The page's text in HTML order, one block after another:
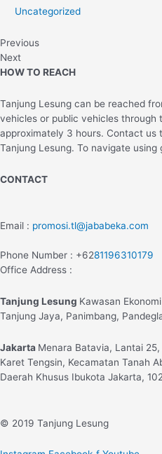
Uncategorized
Previous
Next
HOW TO REACH
Tanjung Lesung can be reached
vehicles or public vehicles through
approximately 3 hours. Contact us
Tanjung Lesung. To navigate using
CONTACT
Email : promosi.tl@jababeka.com
Phone Number : +6281196310179
Office Address :
Tanjung Lesung Kawasan
Tanjung Jaya, Panimbang,
Jakarta Menara Batavia, Lantai
Karet Tengsin, Kecamatan Tanah
Daerah Khusus Ibukota Jakarta,
© 2019 Tanjung Lesung